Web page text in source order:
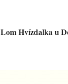
Lom Hvízdalka u